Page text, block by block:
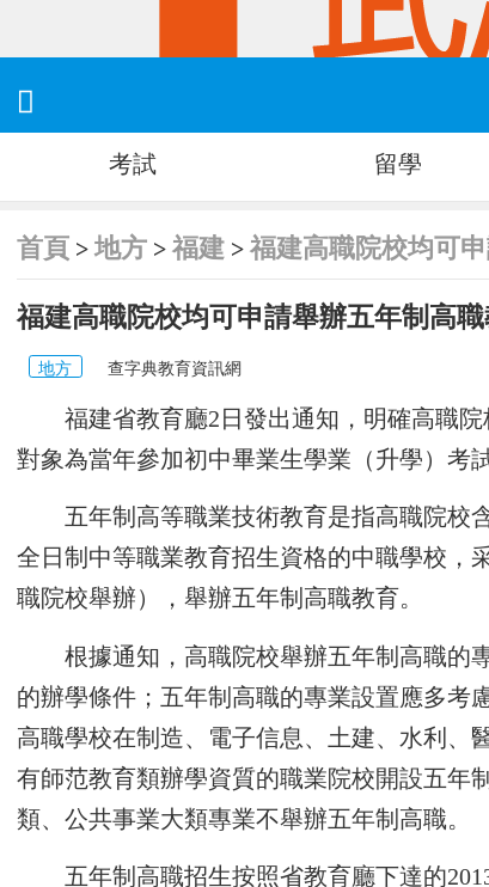

考試 留學
首頁 >地方 >福建 >福建高職院校均可
福建高職院校均可申請舉辦五年制高
地方 查字典教育資訊網
福建省教育廳2日發出通知，明確高職
對象為當年參加初中畢業生學業（升學）考
五年制高等職業技術教育是指高職院校
全日制中等職業教育招生資格的中職學校，
職院校舉辦），舉辦五年制高職教育。
根據通知，高職院校舉辦五年制高職的
的辦學條件；五年制高職的專業設置應多考
高職學校在制造、電子信息、土建、水利、
有師范教育類辦學資質的職業院校開設五年
類、公共事業大類專業不舉辦五年制高職。
五年制高職招生按照省教育廳下達的